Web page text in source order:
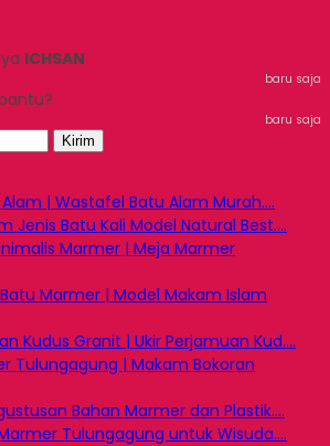
ICHSAN
baru saja
baru saja
Kirim
| Wastafel Batu Alam Murah....
Jenis Batu Kali Model Natural Best....
Marmer | Meja Marmer
Marmer | Model Makam Islam
Kudus Granit | Ukir Perjamuan Kud....
Tulungagung | Makam Bokoran
Bahan Marmer dan Plastik....
Tulungagung untuk Wisuda....